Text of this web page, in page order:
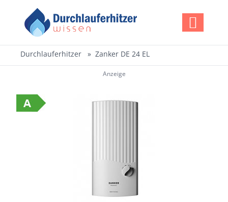
Durchlauferhitzer Zanker DE 24 EL
Anzeige